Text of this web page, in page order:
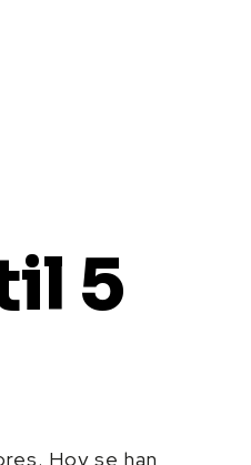
5
Hoy se han